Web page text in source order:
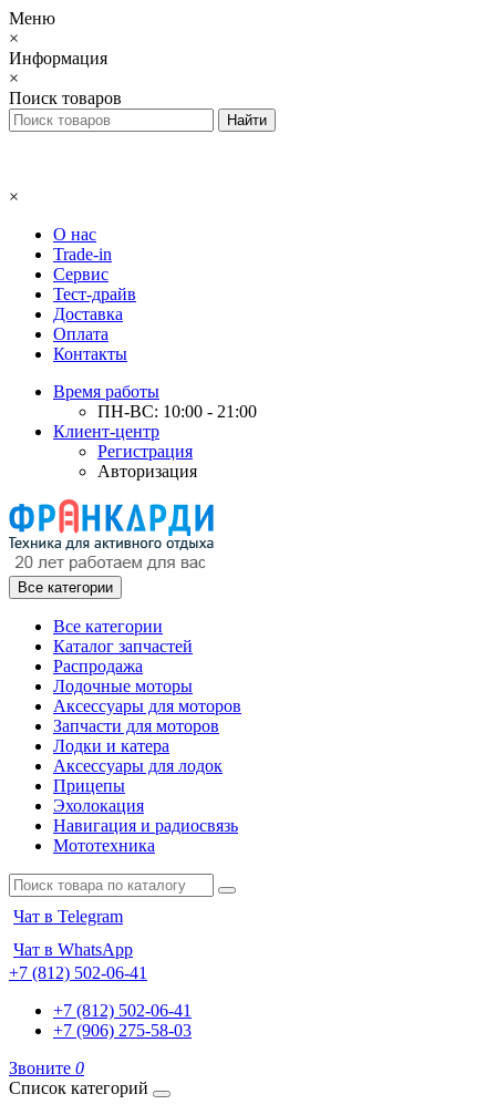
Меню
×
Информация
×
Поиск товаров
×
О нас
Trade-in
Сервис
Тест-драйв
Доставка
Оплата
Контакты
Время работы
ПН-ВС: 10:00 - 21:00
Клиент-центр
Регистрация
Авторизация
Все категории
Все категории
Каталог запчастей
Распродажа
Лодочные моторы
Аксессуары для моторов
Запчасти для моторов
Лодки и катера
Аксессуары для лодок
Прицепы
Эхолокация
Навигация и радиосвязь
Мототехника
Чат в Telegram
Чат в WhatsApp
+7 (812) 502-06-41
+7 (812) 502-06-41
+7 (906) 275-58-03
Звоните 0
Список категорий